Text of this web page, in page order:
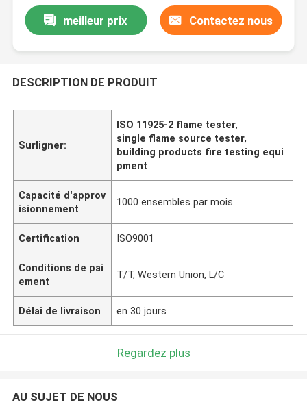
meilleur prix Contactez nous
DESCRIPTION DE PRODUIT
Surligner:
ISO 11925-2 flame tester,
single flame source tester,
building products fire testing equi
pment
Capacité d'approv
isionnement
1000 ensembles par mois
Certification ISO9001
Conditions de pai
ement
T/T, Western Union, L/C
Délai de livraison en 30 jours
Regardez plus
AU SUJET DE NOUS